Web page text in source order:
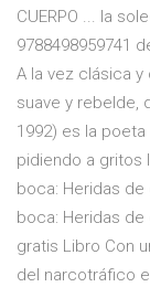
CUERPO ... la
9788498959741
A la vez clásica
suave y rebelde,
1992) es la
pidiendo a gritos
boca: Heridas de
boca: Heridas
gratis Libro Con
del narcotráfico